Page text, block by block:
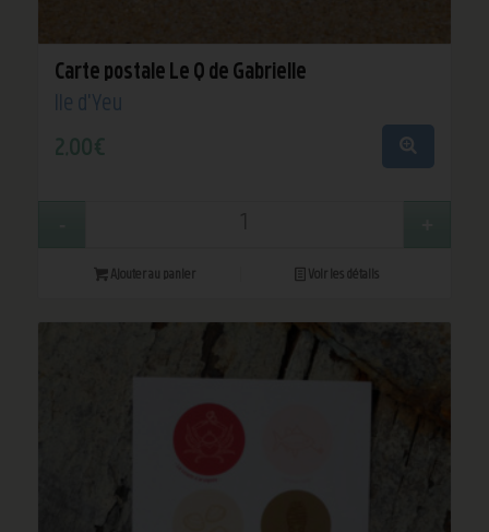
Carte postale Le Q de Gabrielle
Île d'Yeu
2,00€
Ajouter au panier Voir les détails